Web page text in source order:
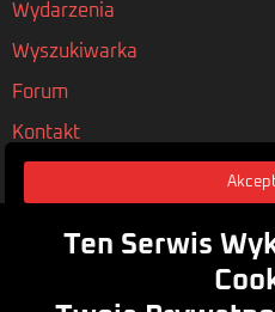
Wydarzenia
Wyszukiwarka
Forum
Kontakt
Nasze Polityki
RegulaminTen Serwis